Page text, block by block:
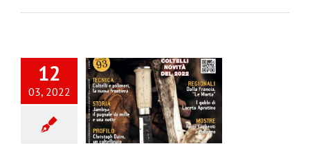
12
03, 2022